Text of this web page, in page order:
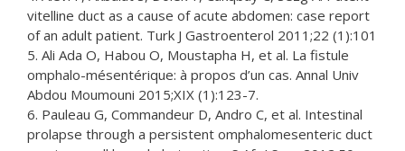
vitelline duct as a cause of acute abdomen: case report
of an adult patient. Turk J Gastroenterol 2011;22 (1):101
5. Ali Ada O, Habou O, Moustapha H, et al. La fistule
omphalo-mésentérique: à propos d’un cas. Annal Univ
Abdou Moumouni 2015;XIX (1):123-7.
6. Pauleau G, Commandeur D, Andro C, et al. Intestinal
prolapse through a persistent omphalomesenteric duct